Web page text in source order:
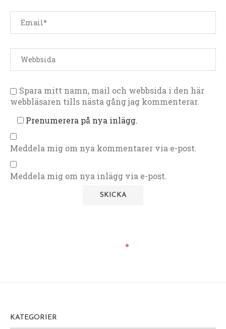
Spara mitt namn, mail och webbsida i den här
webbläsaren tills nästa gång jag kommenterar.
Prenumerera på nya inlägg.
Meddela mig om nya kommentarer via e-post.
Meddela mig om nya inlägg via e-post.
KATEGORIER